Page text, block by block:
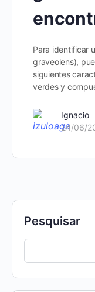
Para identificar
graveolens),
siguientes
verdes y
Ignacio
24/06/
Pesquisar